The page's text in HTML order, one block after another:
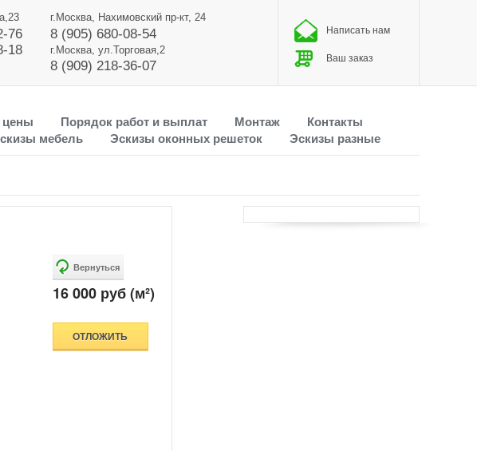
76
18
г.Москва, Нахимовский пр-кт, 24
8 (905) 680-08-54
г.Москва, ул.Торговая,2
8 (909) 218-36-07
Написать нам
Ваш заказ
Порядок работ и выплат Монтаж
Контакты
мебель Эскизы оконных решеток Эскизы разные
16 000 руб (м²)
ОТЛОЖИТЬ